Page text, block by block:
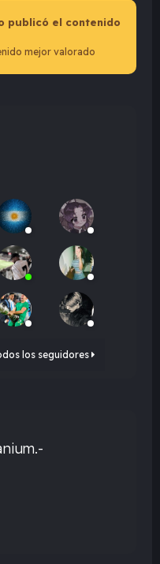
publicó el contenido
mejor valorado
los seguidores